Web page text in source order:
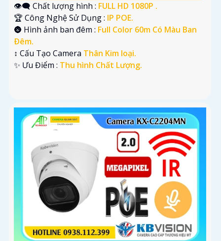
👁️‍🗨 Chất lượng hình : FULL HD 1080P .
🏆 Công Nghệ Sử Dụng : IP POE.
🌚 Hình ảnh ban đêm : Full Color 60m Có Màu Ban
Ðêm.
↕️ Cấu Tạo Camera Thân Kim loại.
️✨ Ưu Điểm : Thu hình Chất Lượng.